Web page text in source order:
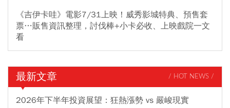
《吉伊卡哇》電影7/31上映！威秀影城特典、預售套
票…販售資訊整理，討伐棒+小卡必收、上映戲院一文
看
最新文章 / HOT NEWS /
2026年下半年投資展望：狂熱漲勢 vs 嚴峻現實